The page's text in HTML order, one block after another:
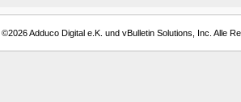
Adduco Digital e.K. und vBulletin Solutions, Inc. Alle